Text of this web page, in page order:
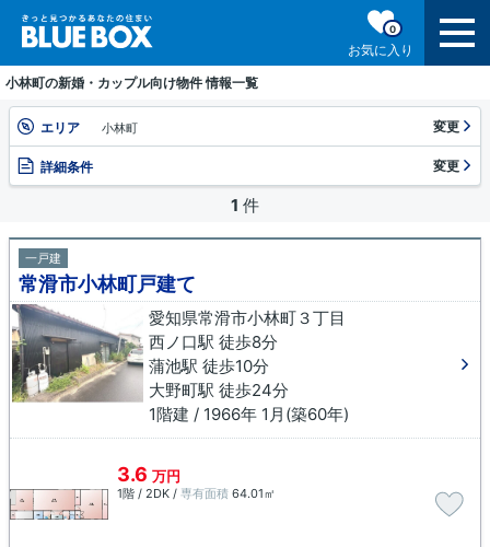
お気に入り
0
小林町の新婚・カップル向け物件 情報一覧
エリア 小林町 変更
詳細条件 変更
1 件
一戸建
常滑市小林町戸建て
愛知県常滑市小林町３丁目
西ノ口駅 徒歩8分
蒲池駅 徒歩10分
大野町駅 徒歩24分
1階建 / 1966年 1月(築60年)
3.6 万円
1階 / 2DK / 専有面積 64.01㎡